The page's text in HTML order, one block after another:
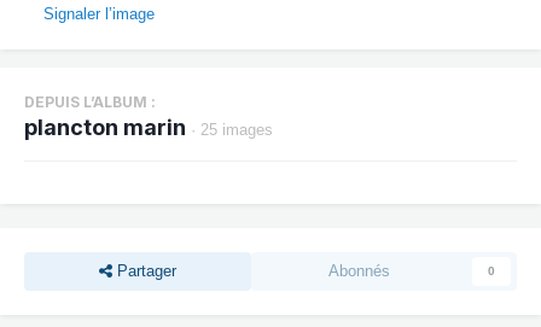
Signaler l’image
DEPUIS L’ALBUM :
plancton marin · 25 images
Partager Abonnés 0